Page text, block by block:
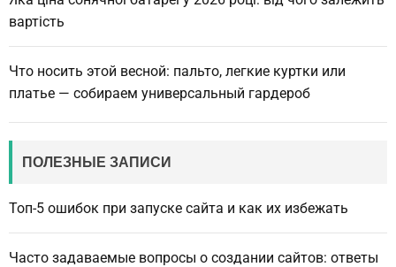
вартість
Что носить этой весной: пальто, легкие куртки или
платье — собираем универсальный гардероб
ПОЛЕЗНЫЕ ЗАПИСИ
Топ-5 ошибок при запуске сайта и как их избежать
Часто задаваемые вопросы о создании сайтов: ответы